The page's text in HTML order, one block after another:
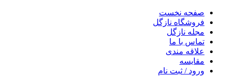
صفحه نخست
فروشگاه نازگل
مجله نازگل
تماس با ما
علاقه مندی
مقایسه
ورود / ثبت نام